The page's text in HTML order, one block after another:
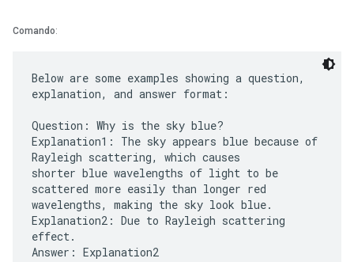
Comando:
Below are some examples showing a question,
explanation, and answer format:
Question: Why is the sky blue?
Explanation1: The sky appears blue because of
Rayleigh scattering, which causes
shorter blue wavelengths of light to be
scattered more easily than longer red
wavelengths, making the sky look blue.
Explanation2: Due to Rayleigh scattering
effect.
Answer: Explanation2